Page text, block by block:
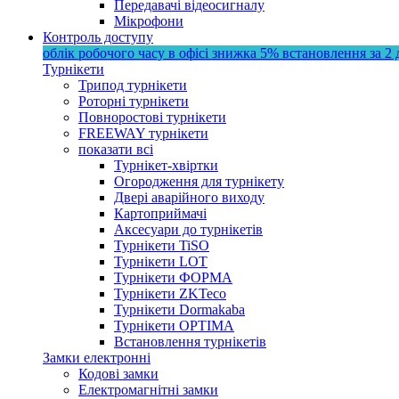
Передавачі відеосигналу
Мікрофони
Контроль доступу
облік робочого часу в офісі знижка 5% встановлення за 2
Турнікети
Трипод турнікети
Роторні турнікети
Повноростові турнікети
FREEWAY турнікети
показати всі
Турнікет-хвіртки
Огородження для турнікету
Двері аварійного виходу
Картоприймачі
Аксесуари до турнікетів
Турнікети TiSO
Турнікети LOT
Турнікети ФОРМА
Турнікети ZKTeco
Турнікети Dormakaba
Турнікети OPTIMA
Встановлення турнікетів
Замки електронні
Кодові замки
Електромагнітні замки